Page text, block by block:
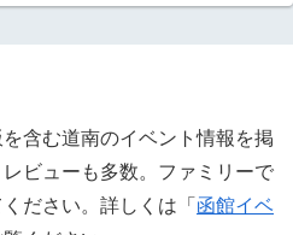
含む道南のイベント情報を掲
ビューも多数。ファミリーで
ださい。詳しくは「 函館イベ